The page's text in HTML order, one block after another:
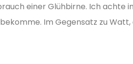
einer Glühbirne. Ich achte
Im Gegensatz zu Watt,